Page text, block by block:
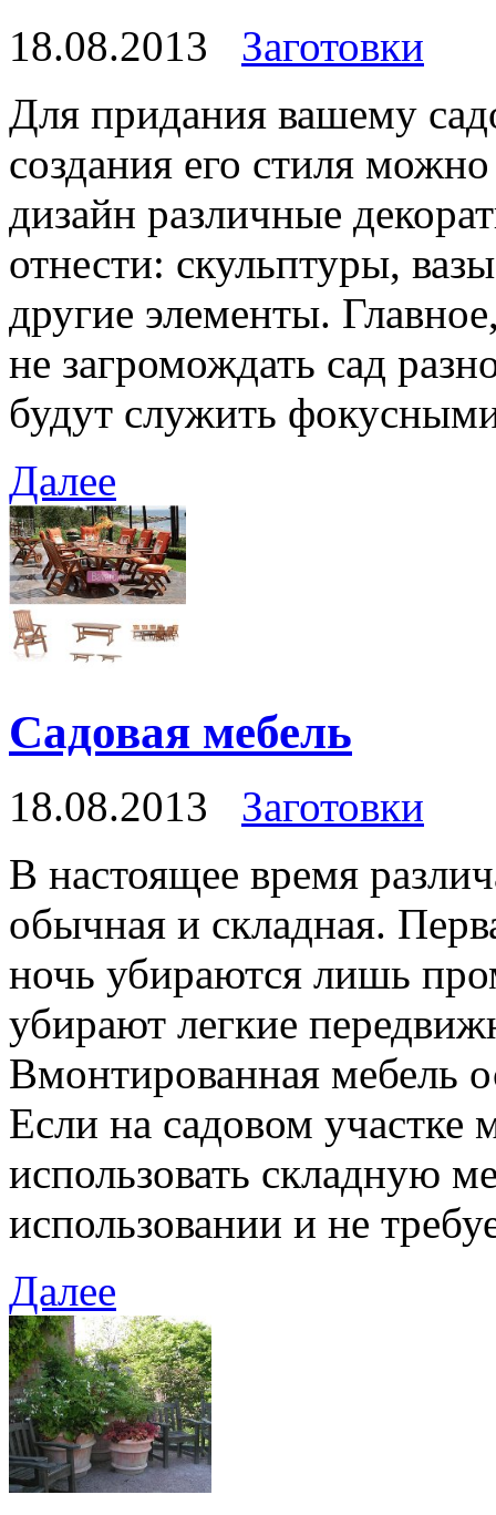
18.08.2013
Заготовки
Для придания вашему
создания его стиля
дизайн различные
отнести: скульптуры,
другие элементы.
не загромождать сад
будут служить
Далее
Садовая мебель
18.08.2013
Заготовки
В настоящее время
обычная и складная.
ночь убираются лишь
убирают легкие
Вмонтированная мебель
Если на садовом участке
использовать складную
использовании и не
Далее